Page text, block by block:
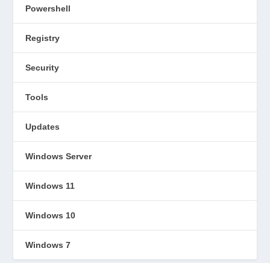
Powershell
Registry
Security
Tools
Updates
Windows Server
Windows 11
Windows 10
Windows 7